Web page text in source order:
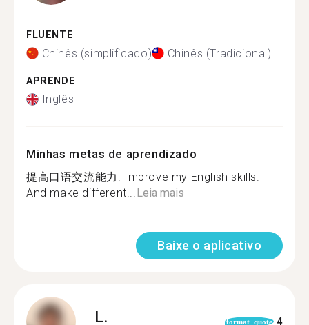
FLUENTE
Chinês (simplificado) Chinês (Tradicional)
APRENDE
Inglês
Minhas metas de aprendizado
提高口语交流能力. Improve my English skills.
And make different...Leia mais
Baixe o aplicativo
L. format_quote 4